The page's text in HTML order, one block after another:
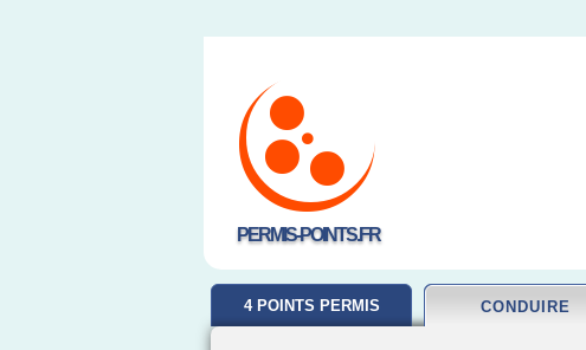
PERMIS-POINTS.FR
4 POINTS PERMIS CONDUIRE